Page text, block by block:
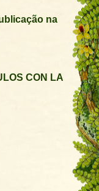
na
CON LA